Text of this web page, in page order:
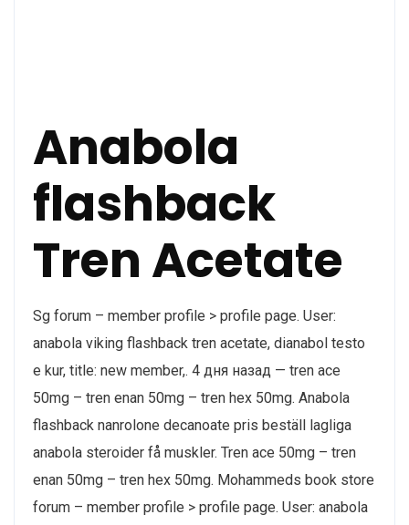
Anabola
flashback
Tren Acetate
Sg forum – member profile > profile page. User:
anabola viking flashback tren acetate, dianabol testo
e kur, title: new member,. 4 дня назад — tren ace
50mg – tren enan 50mg – tren hex 50mg. Anabola
flashback nanrolone decanoate pris beställ lagliga
anabola steroider få muskler. Tren ace 50mg – tren
enan 50mg – tren hex 50mg. Mohammeds book store
forum – member profile > profile page. User: anabola